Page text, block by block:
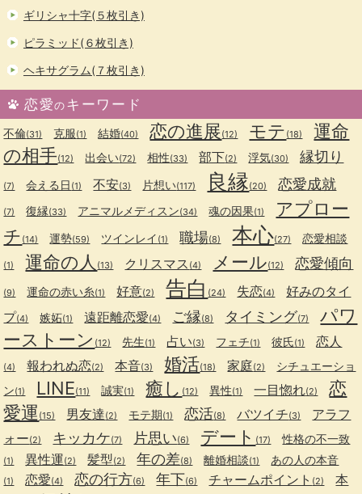
ギリシャ十字(５枚引き)
ピラミッド(６枚引き)
ヘキサグラム(７枚引き)
恋愛のキーワード
不倫(31) 克服(1) 結婚(40) 恋の進展(12) モテ (18)
運命
の相手(12) 出会い(72) 相性(33) 部下(2) 浮気(30) 縁切り
(7) 会える日 (1) 不安(3) 片想い(117) 良縁(20) 恋愛成就
(7) 復縁(33) アニマルメディスン(34) 魂の因果(1)
アプロー
チ (14) 運勢(59) ツインレイ (1) 職場(8) 本心(27) 恋愛相談
(1) 運命の人 (13) クリスマス (4) メール(12) 恋愛傾向
(9) 運命の赤い糸(1) 好意(2) 告白 (24) 失恋(4)
好みのタイ
プ(4) 嫉妬(1) 遠距離恋愛(4) ご縁(8) タイミング(7)
パワ
ーストーン (12) 先生(1) 占い(3) フェチ(1) 彼氏(1) 恋人
(4) 報われぬ恋(2) 本音(3) 婚活(18) 家庭(2)
シチュエーショ
ン(1) LINE(11) 誠実(1) 癒し (12) 異性(1) 一目惚れ(2)
恋
愛運 (15) 男友達(2) モテ期(1) 恋活(8) バツイチ(3)
アラフ
ォー(2) キッカケ(7) 片思い(6) デート (17) 性格の不一致
(1) 異性運(2) 髪型(2) 年の差(8) 離婚相談(1) あの人の本音
(1) 恋愛(4) 恋の行方(6) 年下(6) チャームポイント (2)
本